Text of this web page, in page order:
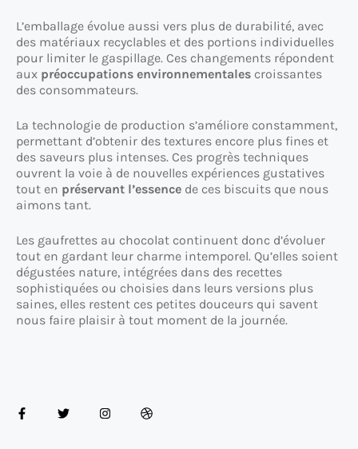
L’emballage évolue aussi vers plus de durabilité, avec
des matériaux recyclables et des portions individuelles
pour limiter le gaspillage. Ces changements répondent
aux préoccupations environnementales croissantes
des consommateurs.
La technologie de production s’améliore constamment,
permettant d’obtenir des textures encore plus fines et
des saveurs plus intenses. Ces progrès techniques
ouvrent la voie à de nouvelles expériences gustatives
tout en préservant l’essence de ces biscuits que nous
aimons tant.
Les gaufrettes au chocolat continuent donc d’évoluer
tout en gardant leur charme intemporel. Qu’elles soient
dégustées nature, intégrées dans des recettes
sophistiquées ou choisies dans leurs versions plus
saines, elles restent ces petites douceurs qui savent
nous faire plaisir à tout moment de la journée.